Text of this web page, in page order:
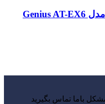
سری 6 عددی قلاویز چپ گرد مدل Genius AT-EX6
باما تماس بگیرید